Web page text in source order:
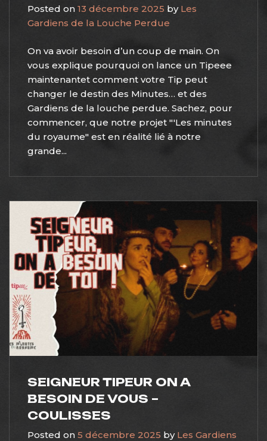
Posted on 13 décembre 2025 by Les
Gardiens de la Louche Perdue
On va avoir besoin d’un coup de main. On
vous explique pourquoi on lance un Tipeee
maintenantet comment votre Tip peut
changer le destin des Minutes… et des
Gardiens de la louche perdue. Sachez, pour
commencer, que notre projet "'Les minutes
du royaume" est en réalité lié à notre
grande...
SEIGNEUR TIPEUR ON A
BESOIN DE VOUS –
COULISSES
Posted on 5 décembre 2025 by Les Gardiens